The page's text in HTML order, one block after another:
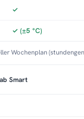
✓
✓ (±5 °C)
Wochenplan
Smart